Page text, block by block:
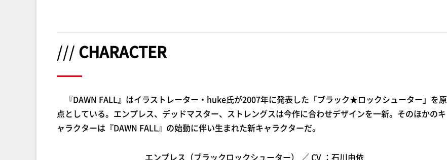
/// CHARACTER
『DAWN FALL』はイラストレーター・huke氏が2007年に発表した「ブラック★ロックシューター」を原
点としている。エンプレス、デッドマスター、ストレングスは今作に合わせデザインを一新。そのほかのキ
ャラクターは『DAWN FALL』の始動に伴い生まれた新キャラクターだ。
エンプレス（ブラックロックシューター） ／ CV ：石川由依